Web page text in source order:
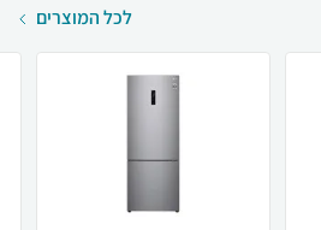
לכל המוצרים